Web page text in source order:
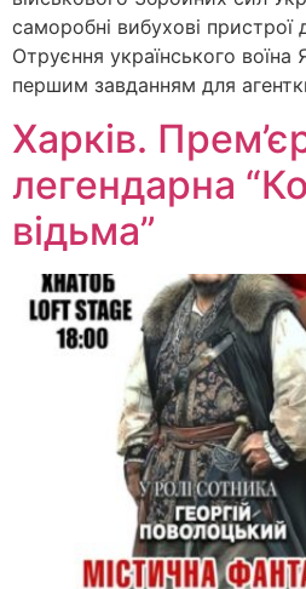
саморобні вибухові пристрої
Отруєння українського воїна
першим завданням для
Харків.
легендарна
відьма”